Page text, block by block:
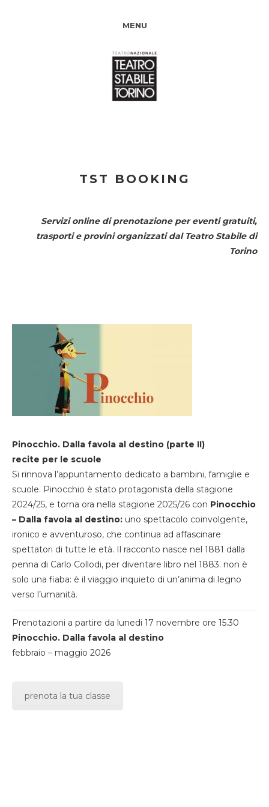
MENU
TST BOOKING
Servizi online di prenotazione per eventi gratuiti,
trasporti e provini organizzati dal Teatro Stabile di
Torino
Pinocchio. Dalla favola al destino (parte II)
recite per le scuole
Si rinnova l’appuntamento dedicato a bambini, famiglie e
scuole. Pinocchio è stato protagonista della stagione
2024/25, e torna ora nella stagione 2025/26 con Pinocchio
– Dalla favola al destino: uno spettacolo coinvolgente,
ironico e avventuroso, che continua ad affascinare
spettatori di tutte le età. Il racconto nasce nel 1881 dalla
penna di Carlo Collodi, per diventare libro nel 1883. non è
solo una fiaba: è il viaggio inquieto di un’anima di legno
verso l’umanità.
Prenotazioni a partire da lunedi 17 novembre ore 15.30
Pinocchio. Dalla favola al destino
febbraio – maggio 2026
prenota la tua classe